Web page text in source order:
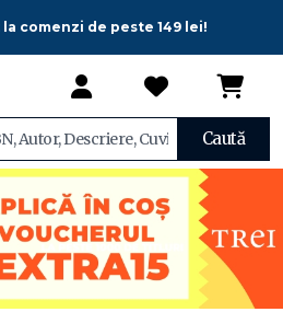
comenzi de peste 149 lei!
Caută